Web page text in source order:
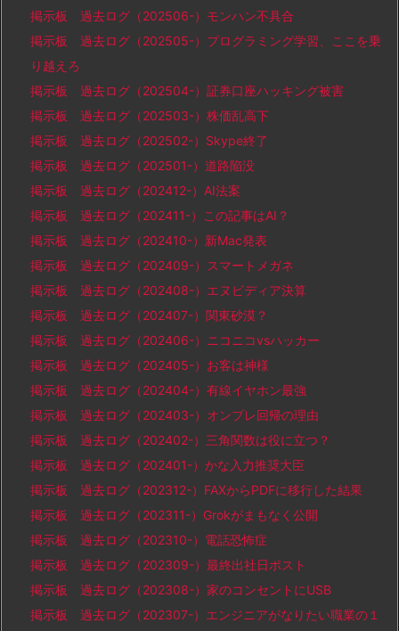
掲示板 過去ログ（202506-）モンハン不具合
掲示板 過去ログ（202505-）プログラミング学習、ここを乗
り越えろ
掲示板 過去ログ（202504-）証券口座ハッキング被害
掲示板 過去ログ（202503-）株価乱高下
掲示板 過去ログ（202502-）Skype終了
掲示板 過去ログ（202501-）道路陥没
掲示板 過去ログ（202412-）AI法案
掲示板 過去ログ（202411-）この記事はAI？
掲示板 過去ログ（202410-）新Mac発表
掲示板 過去ログ（202409-）スマートメガネ
掲示板 過去ログ（202408-）エヌビディア決算
掲示板 過去ログ（202407-）関東砂漠？
掲示板 過去ログ（202406-）ニコニコvsハッカー
掲示板 過去ログ（202405-）お客は神様
掲示板 過去ログ（202404-）有線イヤホン最強
掲示板 過去ログ（202403-）オンプレ回帰の理由
掲示板 過去ログ（202402-）三角関数は役に立つ？
掲示板 過去ログ（202401-）かな入力推奨大臣
掲示板 過去ログ（202312-）FAXからPDFに移行した結果
掲示板 過去ログ（202311-）Grokがまもなく公開
掲示板 過去ログ（202310-）電話恐怖症
掲示板 過去ログ（202309-）最終出社日ポスト
掲示板 過去ログ（202308-）家のコンセントにUSB
掲示板 過去ログ（202307-）エンジニアがなりたい職業の１